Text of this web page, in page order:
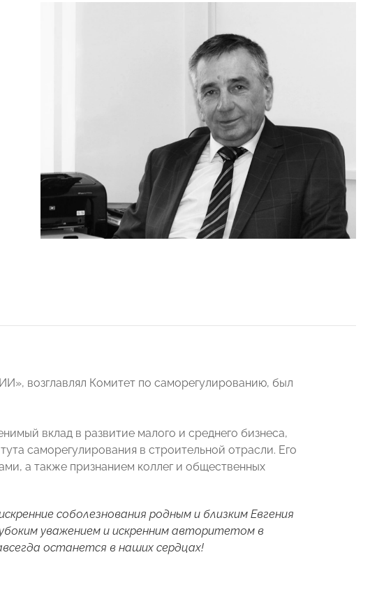
возглавлял Комитет по саморегулированию, был
вклад в развитие малого и среднего бизнеса,
саморегулирования в строительной отрасли. Его
а также признанием коллег и общественных
соболезнования родным и близким Евгения
уважением и искренним авторитетом в
останется в наших сердцах!